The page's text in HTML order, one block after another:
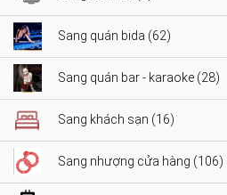
Sang quán bida (62)
Sang quán bar - karaoke (28)
Sang khách sạn (16)
Sang nhượng cửa hàng (106)